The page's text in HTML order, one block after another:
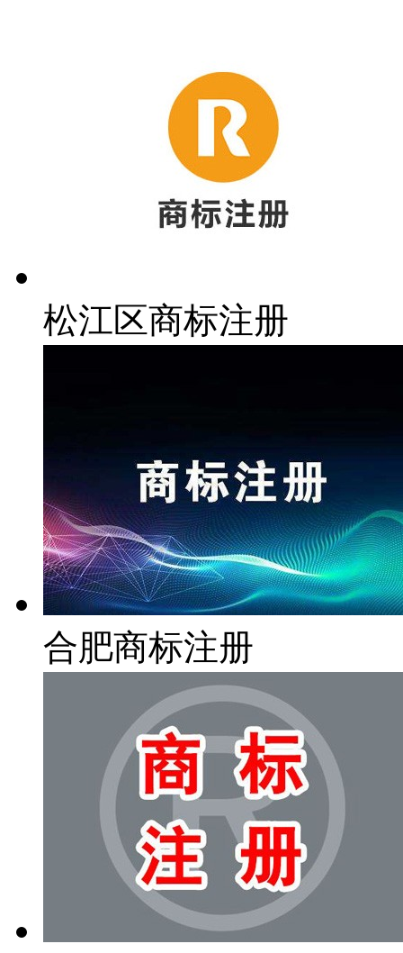
松江区商标注册
合肥商标注册